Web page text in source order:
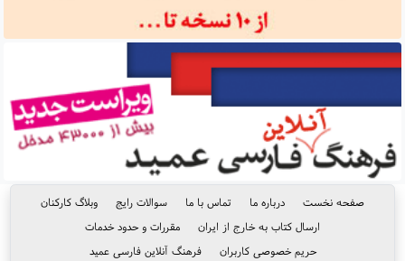
صفحه نخست درباره ما تماس با ما سوالات رایج
وبلاگ کارکنان
ارسال کتاب به خارج از ایران
مقررات و حدود خدمات
حریم خصوصی کاربران
فرهنگ آنلاین فارسی عمید